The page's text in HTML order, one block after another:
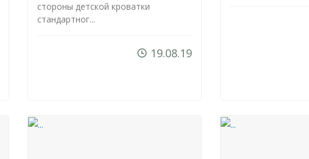
стороны детской кроватки
стандартног...
19.08.19